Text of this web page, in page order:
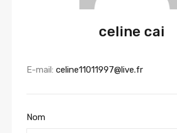
celine cai
E-mail: celine11011997@live.fr
Nom